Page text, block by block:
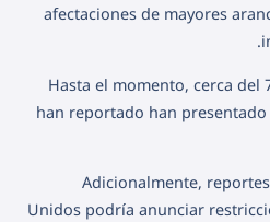
afectaciones de mayores
Hasta el momento, cerca del
han reportado han
Adicionalmente,
Unidos podría anunciar